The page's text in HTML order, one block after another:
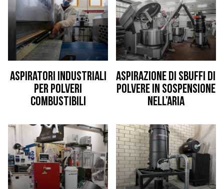
Aspiratori industriali
per polveri
combustibili
Aspirazione di sbuffi di
polvere in sospensione
nell’aria